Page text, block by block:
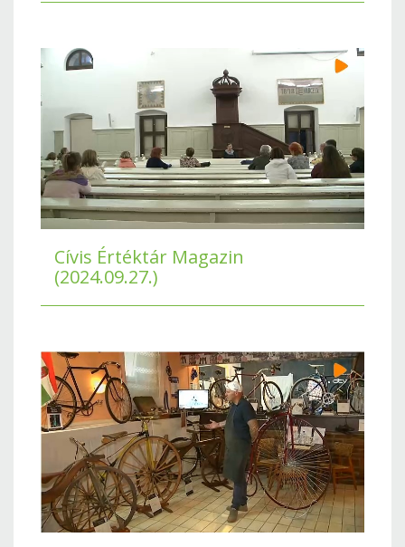
Cívis Értéktár Magazin
(2024.09.27.)